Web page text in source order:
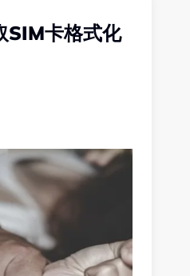
SIM卡格式化